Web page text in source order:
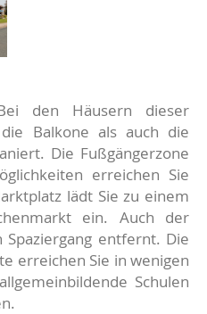
den Häusern dieser
Balkone als auch die
Die Fußgängerzone
erreichen Sie
lädt Sie zu einem
ein. Auch der
entfernt. Die
erreichen Sie in wenigen
Schulen